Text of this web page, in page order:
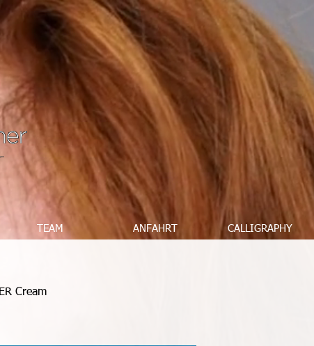
TEAM ANFAHRT CALLIGRAPHY
Cream